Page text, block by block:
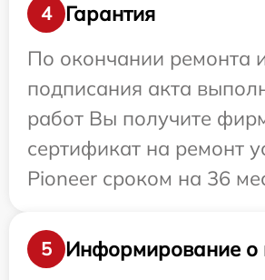
4
Гарантия
По окончании ремонта
подписания акта
работ Вы получите
сертификат на ремонт
Pioneer сроком на 36
5
Информирование о